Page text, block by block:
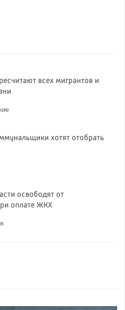
всех мигрантов и
хотят отобрать
освободят от
оплате ЖКХ